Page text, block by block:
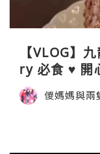
【VLOG】
ry 必食 ♥ 開
儍媽媽與兩